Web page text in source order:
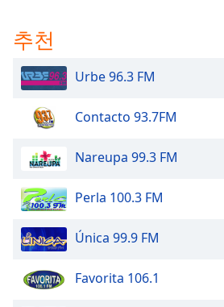
추천
Urbe 96.3 FM
Contacto 93.7FM
Nareupa 99.3 FM
Perla 100.3 FM
Única 99.9 FM
Favorita 106.1